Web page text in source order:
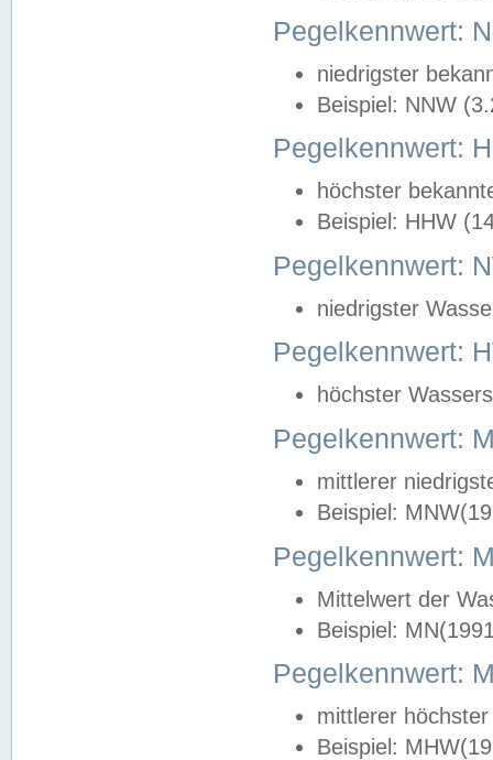
Pegelkennwert:
niedrigster
Beispiel: NNW
Pegelkennwert:
höchster
Beispiel: HHW
Pegelkennwert:
niedrigster
Pegelkennwert:
höchster
Pegelkennwert:
mittlerer
Beispiel:
Pegelkennwert:
Mittelwert der
Beispiel:
Pegelkennwert:
mittlerer
Beispiel: